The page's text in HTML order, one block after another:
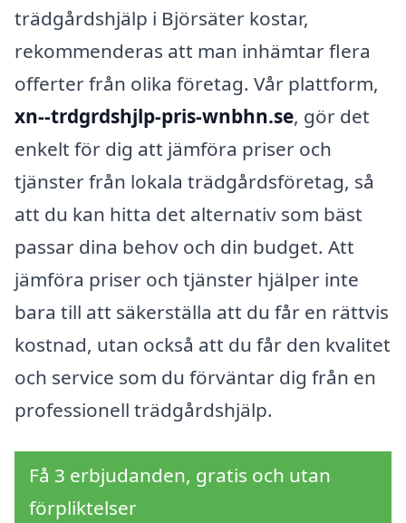
trädgårdshjälp i Björsäter kostar,
rekommenderas att man inhämtar flera
offerter från olika företag. Vår plattform,
xn--trdgrdshjlp-pris-wnbhn.se, gör det
enkelt för dig att jämföra priser och
tjänster från lokala trädgårdsföretag, så
att du kan hitta det alternativ som bäst
passar dina behov och din budget. Att
jämföra priser och tjänster hjälper inte
bara till att säkerställa att du får en rättvis
kostnad, utan också att du får den kvalitet
och service som du förväntar dig från en
professionell trädgårdshjälp.
Få 3 erbjudanden, gratis och utan
förpliktelser